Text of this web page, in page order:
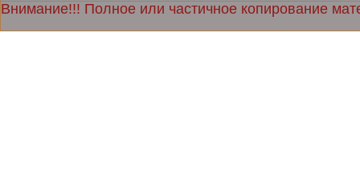
Внимание!!! Полное или частичное копирование